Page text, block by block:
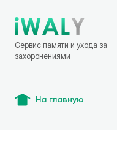
Сервис памяти и ухода за
захоронениями
На главную